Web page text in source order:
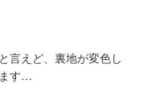
言えど、裏地が変色し
す…